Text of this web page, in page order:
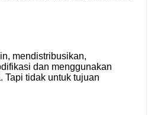
mendistribusikan,
dan menggunakan
Tapi tidak untuk tujuan